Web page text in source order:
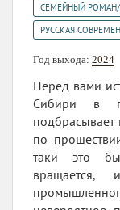
СЕМЕЙНЫЙ РОМАН/
РУССКАЯ
Год выхода: 2024
Перед вами
Сибири в
по
таки это